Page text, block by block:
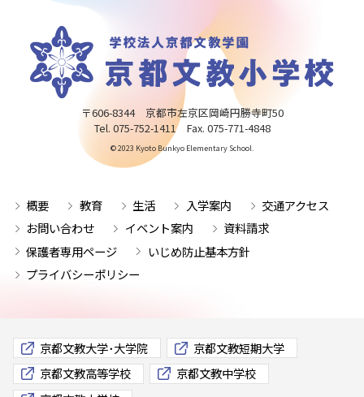
〒606-8344 京都市左京区岡崎円勝寺町50
Tel. 075-752-1411 Fax. 075-771-4848
© 2023 Kyoto Bunkyo Elementary School.
概要 教育 生活 入学案内
交通アクセス
お問い合わせ
イベント案内
資料請求
保護者専用ページ
いじめ防止基本方針
プライバシーポリシー
京都文教大学･大学院
京都文教短期大学
京都文教高等学校
京都文教中学校